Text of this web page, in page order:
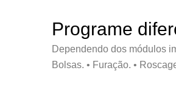
Programe
Dependendo dos módulos
Bolsas. • Furação. •